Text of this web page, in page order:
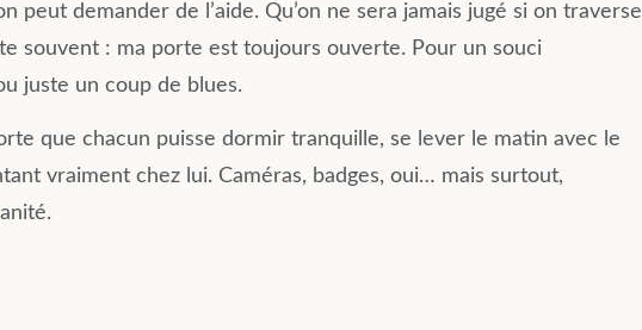
peut demander de l’aide. Qu’on ne sera jamais jugé si on traverse
souvent : ma porte est toujours ouverte. Pour un souci
juste un coup de blues.
que chacun puisse dormir tranquille, se lever le matin avec le
vraiment chez lui. Caméras, badges, oui… mais surtout,